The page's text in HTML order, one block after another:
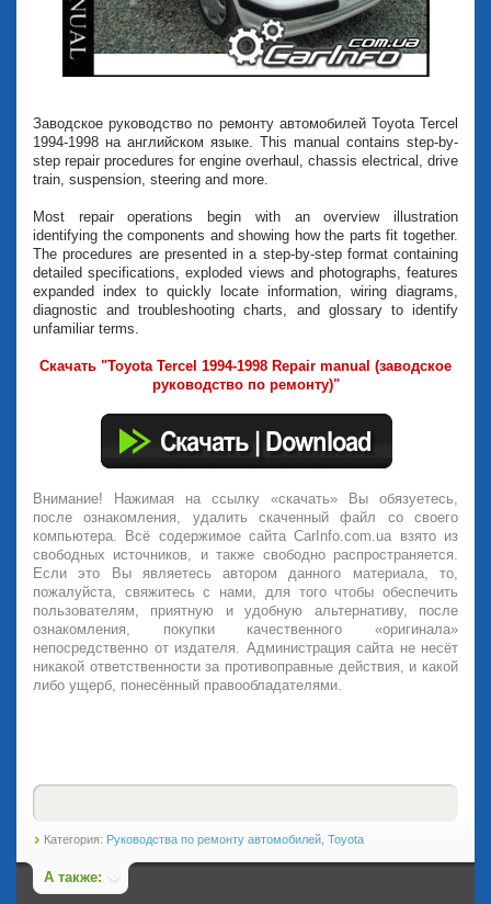
Заводское руководство по ремонту автомобилей Toyota Tercel
1994-1998 на английском языке. This manual contains step-by-
step repair procedures for engine overhaul, chassis electrical, drive
train, suspension, steering and more.
Most repair operations begin with an overview illustration
identifying the components and showing how the parts fit together.
The procedures are presented in a step-by-step format containing
detailed specifications, exploded views and photographs, features
expanded index to quickly locate information, wiring diagrams,
diagnostic and troubleshooting charts, and glossary to identify
unfamiliar terms.
Скачать "Toyota Tercel 1994-1998 Repair manual (заводское
руководство по ремонту)"
Внимание! Нажимая на ссылку «скачать» Вы обязуетесь,
после ознакомления, удалить скаченный файл со своего
компьютера. Всё содержимое сайта CarInfo.com.ua взято из
свободных источников, и также свободно распространяется.
Если это Вы являетесь автором данного материала, то,
пожалуйста, свяжитесь с нами, для того чтобы обеспечить
пользователям, приятную и удобную альтернативу, после
ознакомления, покупки качественного «оригинала»
непосредственно от издателя. Администрация сайта не несёт
никакой ответственности за противоправные действия, и какой
либо ущерб, понесённый правообладателями.
Категория: Руководства по ремонту автомобилей Toyota
А также: